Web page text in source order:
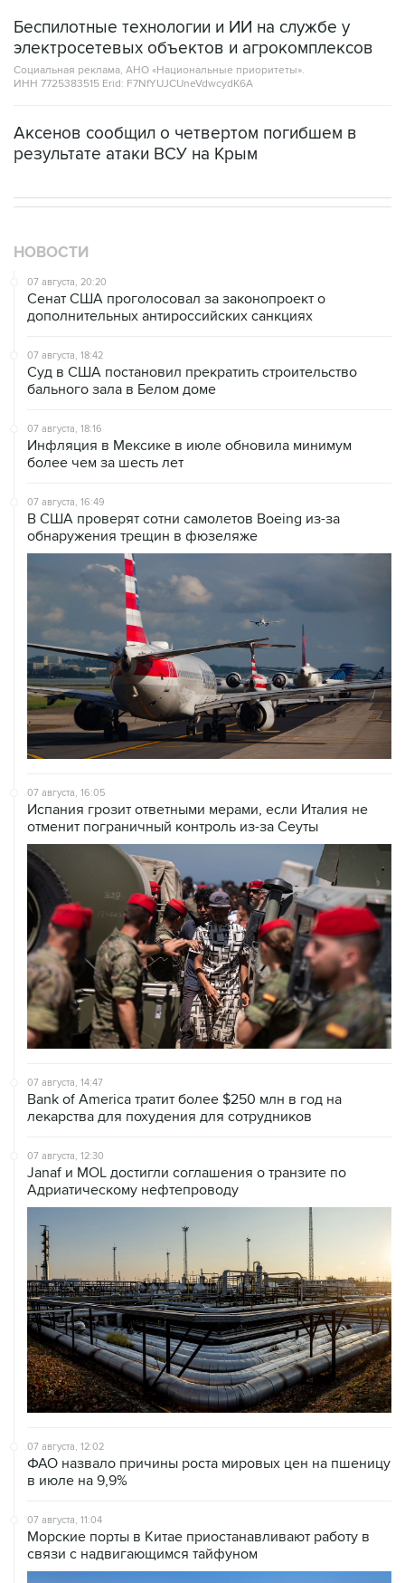
Беспилотные технологии и ИИ на службе у
электросетевых объектов и агрокомплексов
Социальная реклама, АНО «Национальные приоритеты».
ИНН 7725383515 Erid: F7NfYUJCUneVdwcydK6A
Аксенов сообщил о четвертом погибшем в
результате атаки ВСУ на Крым
НОВОСТИ
07 августа, 20:20
Сенат США проголосовал за законопроект о
дополнительных антироссийских санкциях
07 августа, 18:42
Суд в США постановил прекратить строительство
бального зала в Белом доме
07 августа, 18:16
Инфляция в Мексике в июле обновила минимум
более чем за шесть лет
07 августа, 16:49
В США проверят сотни самолетов Boeing из-за
обнаружения трещин в фюзеляже
07 августа, 16:05
Испания грозит ответными мерами, если Италия не
отменит пограничный контроль из-за Сеуты
07 августа, 14:47
Bank of America тратит более $250 млн в год на
лекарства для похудения для сотрудников
07 августа, 12:30
Janaf и MOL достигли соглашения о транзите по
Адриатическому нефтепроводу
07 августа, 12:02
ФАО назвало причины роста мировых цен на пшеницу
в июле на 9,9%
07 августа, 11:04
Морские порты в Китае приостанавливают работу в
связи с надвигающимся тайфуном